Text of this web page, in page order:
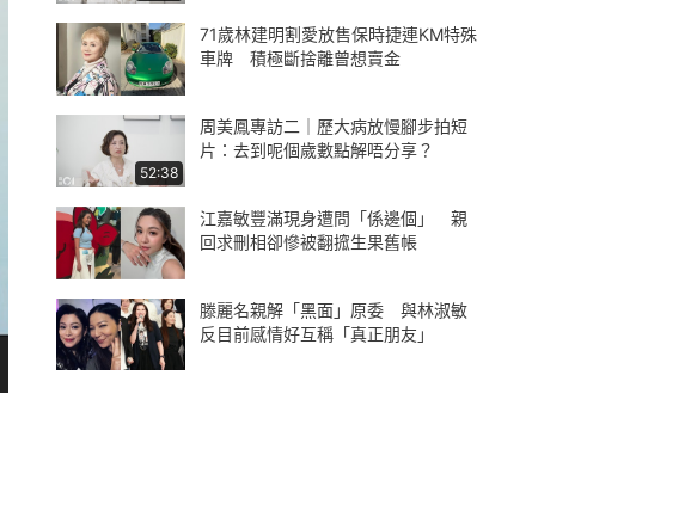
71歲林建明割愛放售保時捷連KM特殊
車牌 積極斷捨離曾想賣金
52:38
周美鳳專訪二｜歷大病放慢腳步拍短
片：去到呢個歲數點解唔分享？
江嘉敏豐滿現身遭問「係邊個」 親
回求刪相卻慘被翻搲生果舊帳
滕麗名親解「黑面」原委 與林淑敏
反目前感情好互稱「真正朋友」